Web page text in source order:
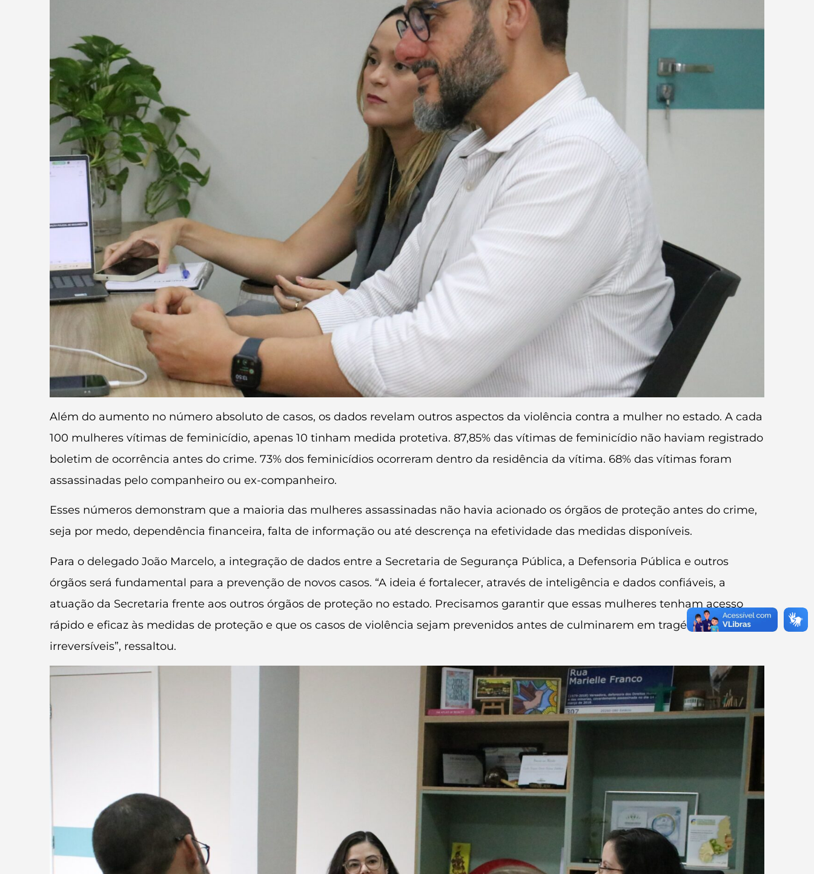
Além do aumento no número absoluto de casos, os dados revelam outros aspectos da violência contra a mulher no estado. A cada
100 mulheres vítimas de feminicídio, apenas 10 tinham medida protetiva. 87,85% das vítimas de feminicídio não haviam registrado
boletim de ocorrência antes do crime. 73% dos feminicídios ocorreram dentro da residência da vítima. 68% das vítimas foram
assassinadas pelo companheiro ou ex-companheiro.
Esses números demonstram que a maioria das mulheres assassinadas não havia acionado os órgãos de proteção antes do crime,
seja por medo, dependência financeira, falta de informação ou até descrença na efetividade das medidas disponíveis.
Para o delegado João Marcelo, a integração de dados entre a Secretaria de Segurança Pública, a Defensoria Pública e outros
órgãos será fundamental para a prevenção de novos casos. “A ideia é fortalecer, através de inteligência e dados confiáveis, a
atuação da Secretaria frente aos outros órgãos de proteção no estado. Precisamos garantir que essas mulheres tenham acesso
rápido e eficaz às medidas de proteção e que os casos de violência sejam prevenidos antes de culminarem em tragédias
irreversíveis”, ressaltou.